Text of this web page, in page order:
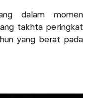
dalam momen
takhta peringkat
yang berat pada